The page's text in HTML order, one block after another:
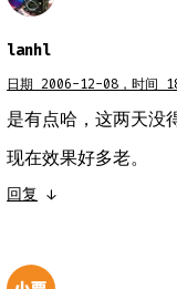
lanhl
日期 2006-12-08，时间
是有点哈，这两天没
现在效果好多老。
回复 ↓